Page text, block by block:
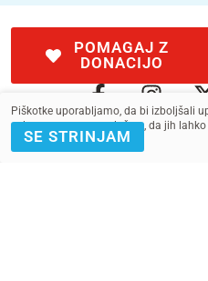
POMAGAJ Z
DONACIJO
Piškotke uporabljamo, da bi izboljšali
spletnega mesta soglašate, da jih
SE STRINJAM